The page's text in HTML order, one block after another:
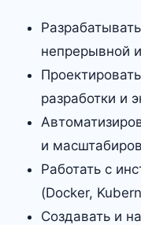
непрерывной
разработки и
и
Работать с
(Docker,
Создавать и